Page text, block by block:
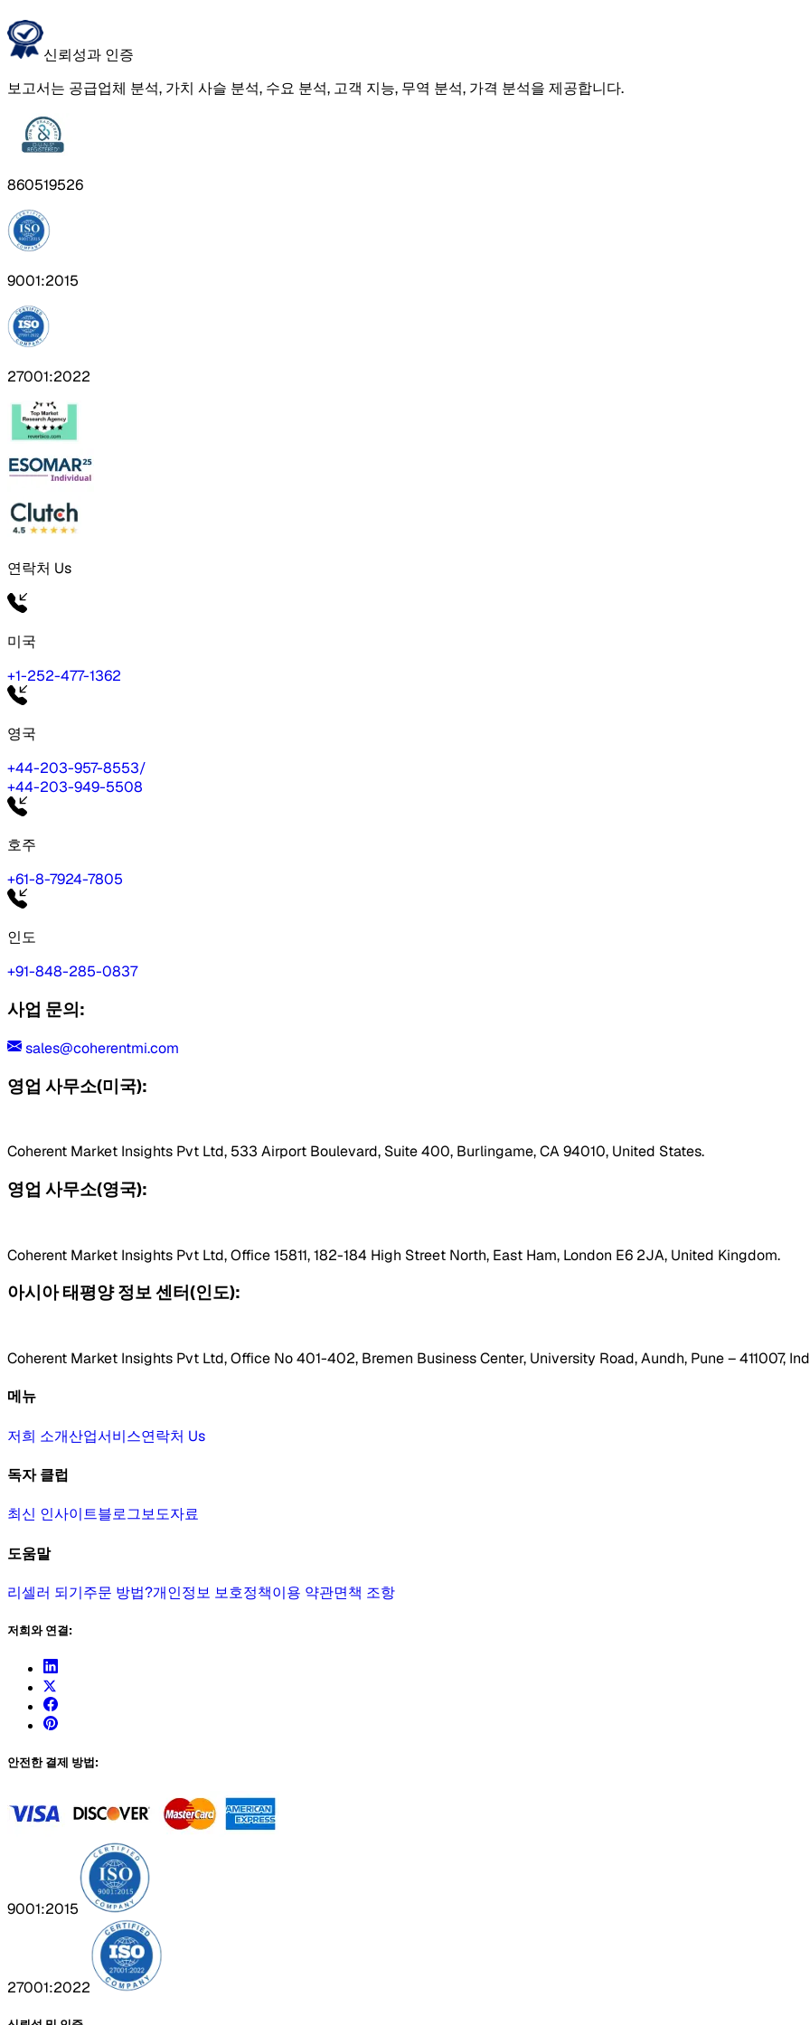
신뢰성과 인증
보고서는 공급업체 분석, 가치 사슬 분석, 수요 분석, 고객 지능, 무역 분석, 가격 분석을 제공합니다.
860519526
9001:2015
27001:2022
연락처 Us
미국
+1-252-477-1362
영국
+44-203-957-8553/
+44-203-949-5508
호주
+61-8-7924-7805
인도
+91-848-285-0837
사업 문의:
sales@coherentmi.com
영업 사무소(미국):
Coherent Market Insights Pvt Ltd, 533 Airport Boulevard, Suite 400, Burlingame, CA 94010, United States.
영업 사무소(영국):
Coherent Market Insights Pvt Ltd, Office 15811, 182-184 High Street North, East Ham, London E6 2JA, United Kingdom.
아시아 태평양 정보 센터(인도):
Coherent Market Insights Pvt Ltd, Office No 401-402, Bremen Business Center, University Road, Aundh, Pune – 411007,
메뉴
저희 소개산업서비스연락처 Us
독자 클럽
최신 인사이트블로그보도자료
도움말
리셀러 되기주문 방법?개인정보 보호정책이용 약관면책 조항
저희와 연결:
안전한 결제 방법:
9001:2015
27001:2022